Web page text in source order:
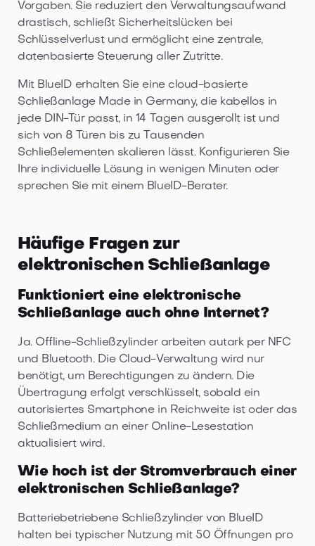
Vorgaben. Sie reduziert den Verwaltungsaufwand
drastisch, schließt Sicherheitslücken bei
Schlüsselverlust und ermöglicht eine zentrale,
datenbasierte Steuerung aller Zutritte.
Mit BlueID erhalten Sie eine cloud-basierte
Schließanlage Made in Germany, die kabellos in
jede DIN-Tür passt, in 14 Tagen ausgerollt ist und
sich von 8 Türen bis zu Tausenden
Schließelementen skalieren lässt. Konfigurieren Sie
Ihre individuelle Lösung in wenigen Minuten oder
sprechen Sie mit einem BlueID-Berater.
Häufige Fragen zur
elektronischen Schließanlage
Funktioniert eine elektronische
Schließanlage auch ohne Internet?
Ja. Offline-Schließzylinder arbeiten autark per NFC
und Bluetooth. Die Cloud-Verwaltung wird nur
benötigt, um Berechtigungen zu ändern. Die
Übertragung erfolgt verschlüsselt, sobald ein
autorisiertes Smartphone in Reichweite ist oder das
Schließmedium an einer Online-Lesestation
aktualisiert wird.
Wie hoch ist der Stromverbrauch einer
elektronischen Schließanlage?
Batteriebetriebene Schließzylinder von BlueID
halten bei typischer Nutzung mit 50 Öffnungen pro